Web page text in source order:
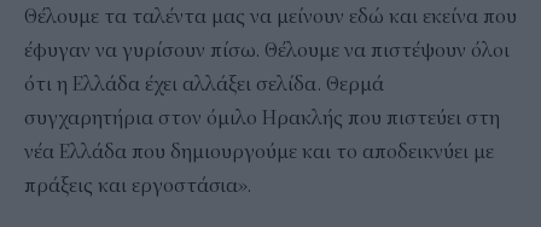
Θέλουμε τα ταλέντα μας να μείνουν εδώ και εκείνα που
έφυγαν να γυρίσουν πίσω. Θέλουμε να πιστέψουν όλοι
ότι η Ελλάδα έχει αλλάξει σελίδα. Θερμά
συγχαρητήρια στον όμιλο Ηρακλής που πιστεύει στη
νέα Ελλάδα που δημιουργούμε και το αποδεικνύει με
πράξεις και εργοστάσια».